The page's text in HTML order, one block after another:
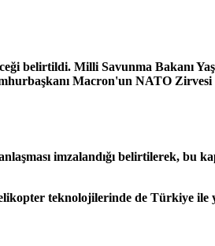
belirtildi. Milli Savunma
Macron'un NATO
imzalandığı belirtilerek, bu
teknolojilerinde de Türkiye